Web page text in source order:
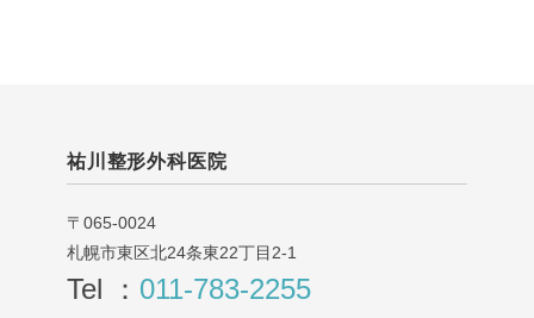
祐川整形外科医院
〒065-0024
札幌市東区北24条東22丁目2-1
Tel ： 011-783-2255